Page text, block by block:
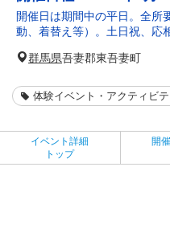
開催日は期間中の平日。全所
動、着替え等）。土日祝、応
群馬県吾妻郡東吾妻町
体験イベント・アクティビ
イベント詳細
トップ
開